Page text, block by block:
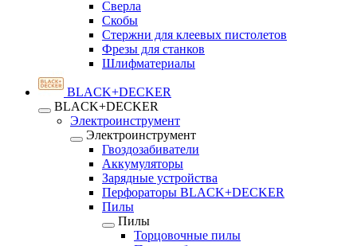
Сверла
Скобы
Стержни для клеевых пистолетов
Фрезы для станков
Шлифматериалы
BLACK+DECKER
BLACK+DECKER
Электроинструмент
Электроинструмент
Гвоздозабиватели
Аккумуляторы
Зарядные устройства
Перфораторы BLACK+DECKER
Пилы
Пилы
Торцовочные пилы